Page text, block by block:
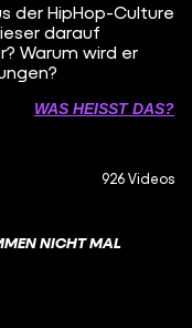
der HipHop-Culture
darauf
Warum wird er
WAS HEISST DAS?
926 Videos
NICHT MAL